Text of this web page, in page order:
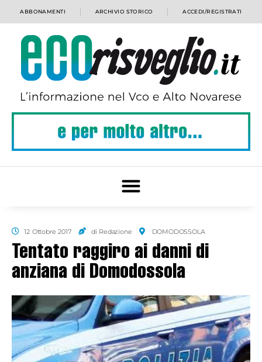
ABBONAMENTI ARCHIVIO STORICO ACCEDI/REGISTRATI
12 Ottobre 2017 di Redazione DOMODOSSOLA
Tentato raggiro ai danni di
anziana di Domodossola